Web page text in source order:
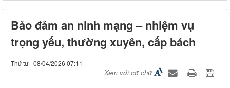
Bảo đảm an ninh mạng – nhiệm vụ
trọng yếu, thường xuyên, cấp bách
Thứ tư - 08/04/2026 07:11
Xem với cỡ chữ